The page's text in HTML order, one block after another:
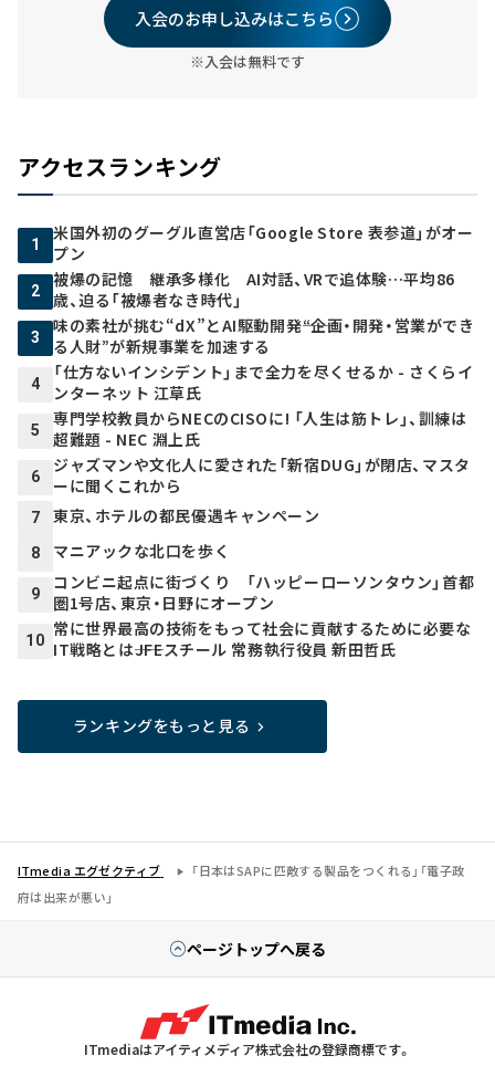
入会のお申し込みはこちら
※入会は無料です
アクセスランキング
1
米国外初のグーグル直営店「Google Store 表参道」がオー
プン
2
被爆の記憶 継承多様化 AI対話、VRで追体験…平均86
歳、迫る「被爆者なき時代」
3
味の素社が挑む“dX”とAI駆動開発――“企画・開発・営業ができ
る人財”が新規事業を加速する
4
「仕方ないインシデント」まで全力を尽くせるか - さくらイ
ンターネット 江草氏
5
専門学校教員からNECのCISOに! 「人生は筋トレ」、訓練は
超難題 - NEC 淵上氏
6
ジャズマンや文化人に愛された「新宿DUG」が閉店、マスタ
ーに聞くこれから
7 東京、ホテルの都民優遇キャンペーン
8 マニアックな北口を歩く
9
コンビニ起点に街づくり 「ハッピーローソンタウン」首都
圏1号店、東京・日野にオープン
10
常に世界最高の技術をもって社会に貢献するために必要な
IT戦略とは――JFEスチール 常務執行役員 新田哲氏
ランキングをもっと見る
ITmedia エグゼクティブ
「日本はSAPに匹敵する製品をつくれる」「電子政
府は出来が悪い」
ページトップへ戻る
ITmediaはアイティメディア株式会社の登録商標です。